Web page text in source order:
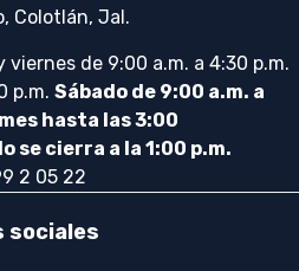
Colotlán, Jal.
de 9:00 a.m. a 4:30 p.m.
p.m. Sábado de 9:00 a.m. a
hasta las 3:00
se cierra a la 1:00 p.m.
2 05 22
sociales